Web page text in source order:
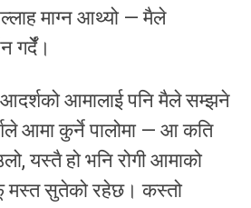
माग्न आथ्यो — मैले
गर्देँ।
आदर्शको आमालाई पनि मैले सम्झने
आमा कुर्ने पालोमा — आ कति
यस्तै हो भनि रोगी आमाको
मस्त सुतेको रहेछ। कस्तो